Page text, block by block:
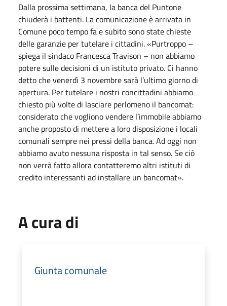
Dalla prossima settimana, la banca del Puntone
chiuderà i battenti. La comunicazione è arrivata in
Comune poco tempo fa e subito sono state chieste
delle garanzie per tutelare i cittadini. «Purtroppo –
spiega il sindaco Francesca Travison – non abbiamo
potere sulle decisioni di un istituto privato. Ci hanno
detto che venerdì 3 novembre sarà l’ultimo giorno di
apertura. Per tutelare i nostri concittadini abbiamo
chiesto più volte di lasciare perlomeno il bancomat:
considerato che vogliono vendere l’immobile abbiamo
anche proposto di mettere a loro disposizione i locali
comunali sempre nei pressi della banca. Ad oggi non
abbiamo avuto nessuna risposta in tal senso. Se ciò
non verrà fatto allora contatteremo altri istituti di
credito interessanti ad installare un bancomat».
A cura di
Giunta comunale